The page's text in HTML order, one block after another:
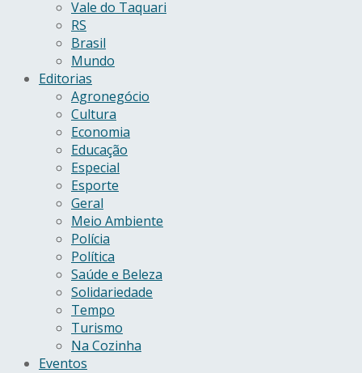
Vale do Taquari
RS
Brasil
Mundo
Editorias
Agronegócio
Cultura
Economia
Educação
Especial
Esporte
Geral
Meio Ambiente
Polícia
Política
Saúde e Beleza
Solidariedade
Tempo
Turismo
Na Cozinha
Eventos